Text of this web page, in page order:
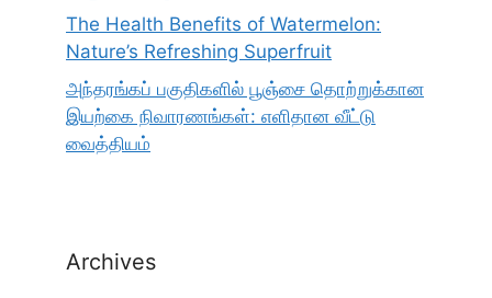
The Health Benefits of Watermelon:
Nature’s Refreshing Superfruit
அந்தரங்கப் பகுதிகளில் பூஞ்சை தொற்றுக்கான
இயற்கை நிவாரணங்கள்: எளிதான வீட்டு
வைத்தியம்
Archives